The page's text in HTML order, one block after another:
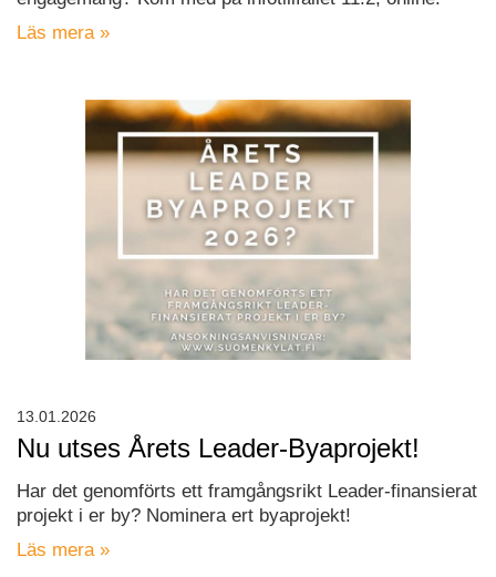
Läs mera »
Nu utses Årets Leader-Byaprojekt!
Har det genomförts ett framgångsrikt Leader-finansierat
projekt i er by? Nominera ert byaprojekt!
Läs mera »
13.01.2026